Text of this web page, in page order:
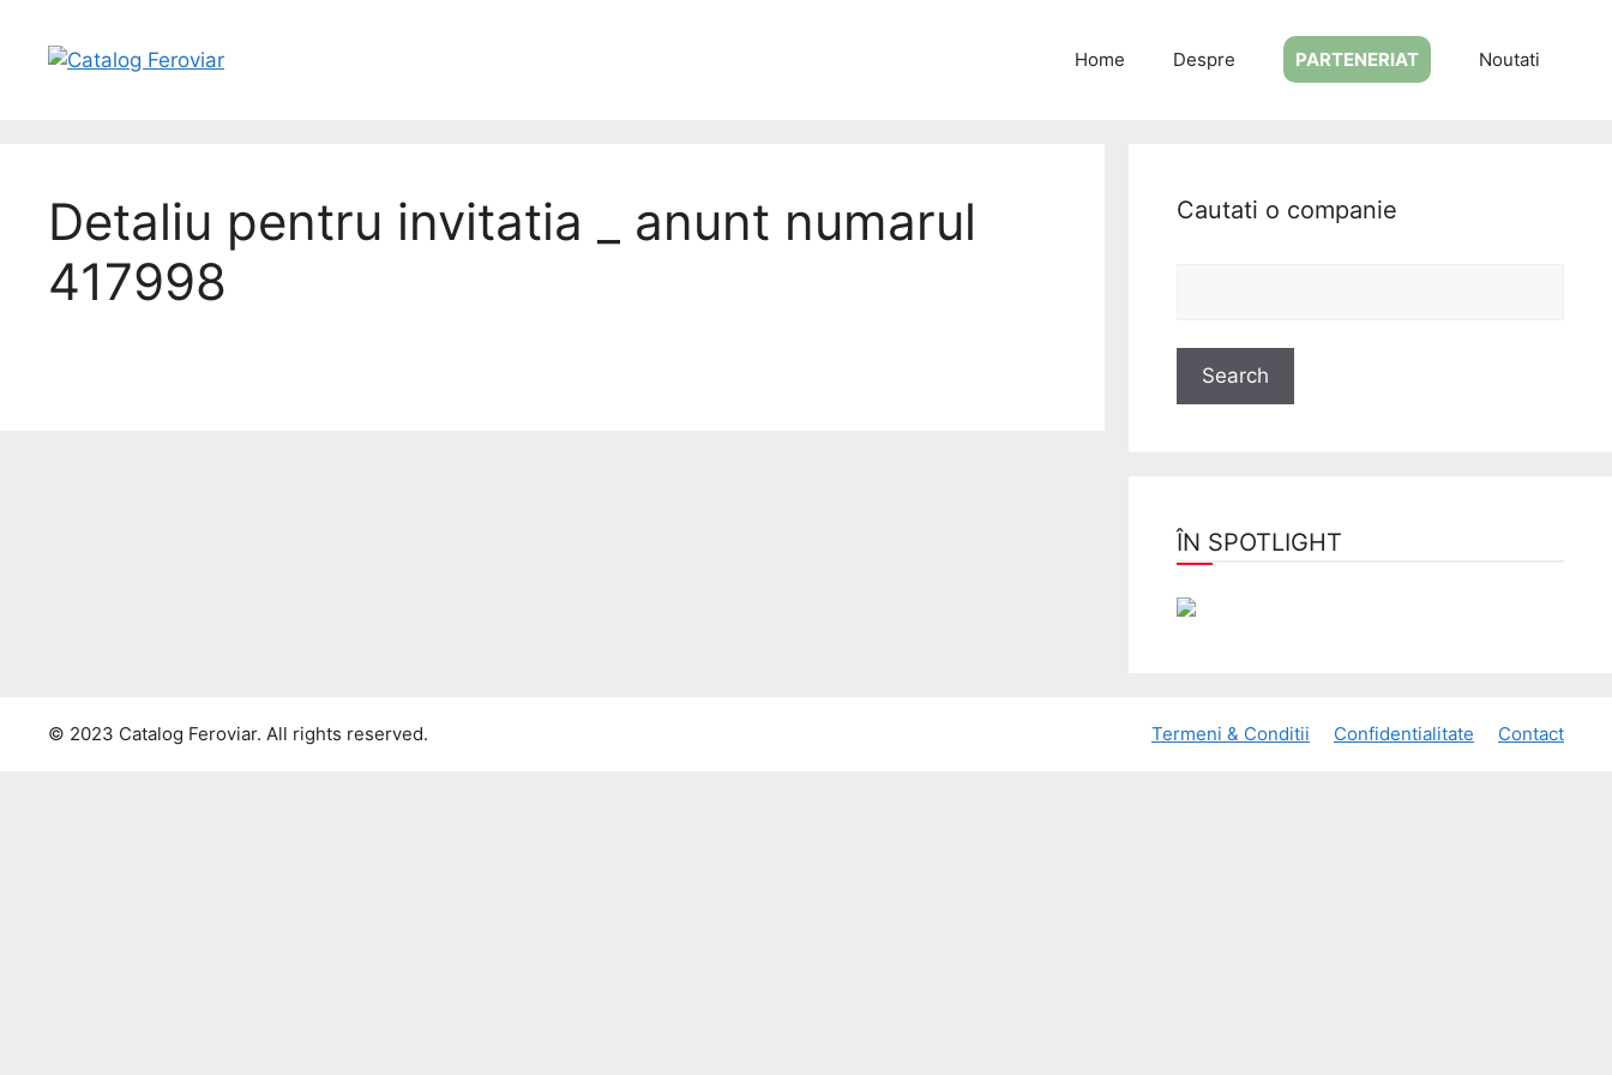
Home Despre PARTENERIAT Noutati
Detaliu pentru invitatia _ anunt numarul
417998
Cautati o companie
ÎN SPOTLIGHT
Termeni & Conditii Confidentialitate Contact
© 2023 Catalog Feroviar. All rights reserved.